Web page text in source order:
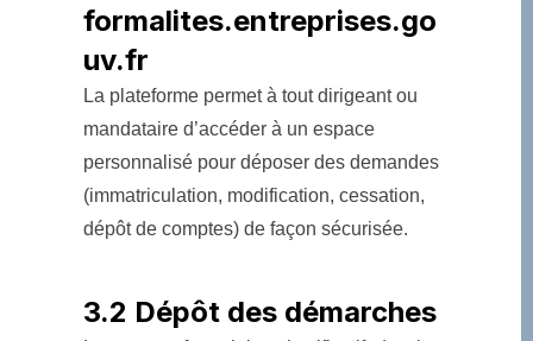
formalites.entreprises.go
uv.fr
La plateforme permet à tout dirigeant ou
mandataire d’accéder à un espace
personnalisé pour déposer des demandes
(immatriculation, modification, cessation,
dépôt de comptes) de façon sécurisée.
3.2 Dépôt des démarches